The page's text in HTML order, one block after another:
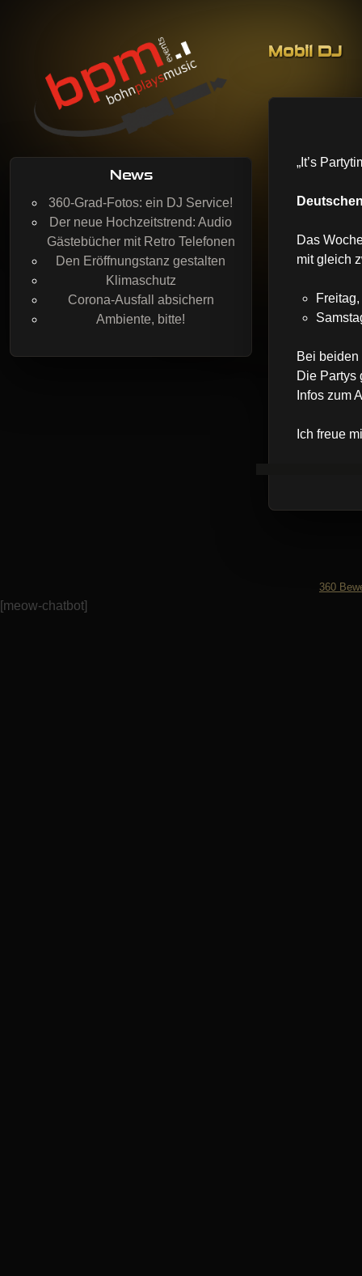
News
360-Grad-Fotos: ein DJ Service!
Der neue Hochzeitstrend: Audio
Gästebücher mit Retro Telefonen
Den Eröffnungstanz gestalten
Klimaschutz
Corona-Ausfall absichern
Ambiente, bitte!
Mobil DJ
„It’s
Das
mit gleich
Bei
Die Partys
Infos zum
Ich freue
360
[meow-chatbot]